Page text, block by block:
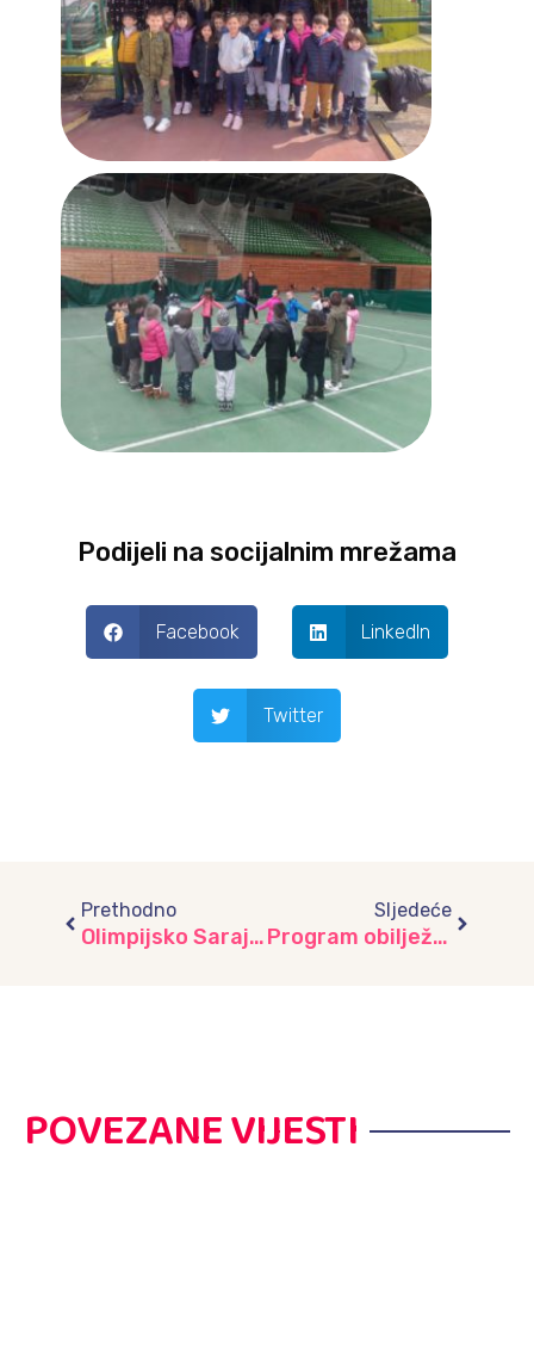
Podijeli na socijalnim mrežama
Facebook LinkedIn
Twitter
Prethodno
Olimpijsko Sarajevo se ne zaboravlja II dio
Sljedeće
Program obilježavanja Dana nezavisnosti Bosne i Hercegovine u vrtićima JU „Djeca Sarajeva“
POVEZANE VIJESTI